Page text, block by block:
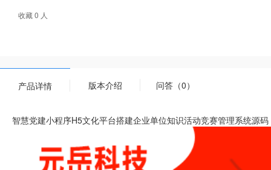
收藏 0 人
产品详情 版本介绍 问答（0）
智慧党建小程序H5文化平台搭建企业单位知识活动竞赛管理系统源码